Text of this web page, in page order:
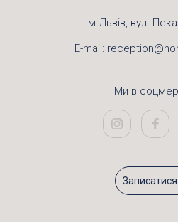
м.Львів, вул.
E-mail:
Ми в
Записатися